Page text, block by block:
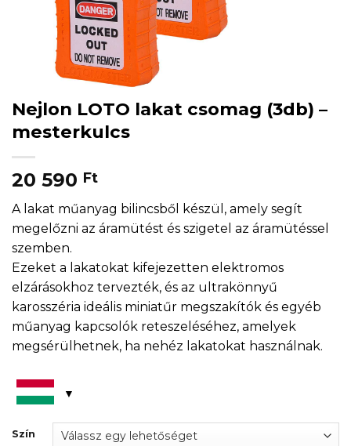
Nejlon LOTO lakat csomag (3db) –
mesterkulcs
20 590 Ft
A lakat műanyag bilincsből készül, amely segít
megelőzni az áramütést és szigetel az áramütéssel
szemben.
Ezeket a lakatokat kifejezetten elektromos
elzárásokhoz tervezték, és az ultrakönnyű
karosszéria ideális miniatűr megszakítók és egyéb
műanyag kapcsolók reteszeléséhez, amelyek
megsérülhetnek, ha nehéz lakatokat használnak.
Szín